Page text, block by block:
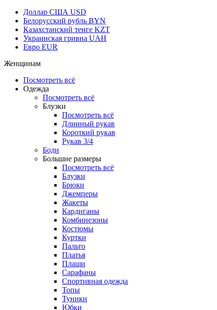
Доллар США USD
Белорусский рубль BYN
Казахстанский тенге KZT
Украинская гривна UAH
Евро EUR
Женщинам
Посмотреть всё
Одежда
Посмотреть всё
Блузки
Посмотреть всё
Длинный рукав
Короткий рукав
Рукав 3/4
Боди
Большие размеры
Посмотреть всё
Блузки
Брюки
Джемперы
Жакеты
Кардиганы
Комбинезоны
Костюмы
Куртки
Пальто
Платья
Плащи
Сарафаны
Спортивная одежда
Топы
Туники
Юбки